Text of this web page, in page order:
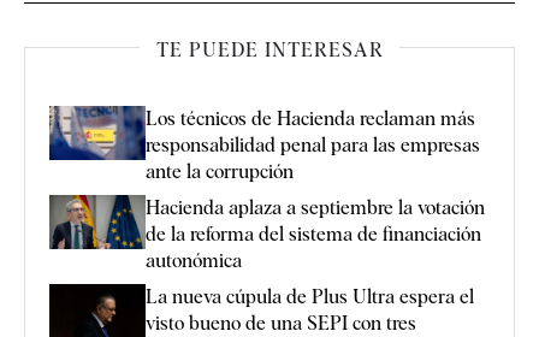
TE PUEDE INTERESAR
Los técnicos de Hacienda reclaman más
responsabilidad penal para las empresas
ante la corrupción
Hacienda aplaza a septiembre la votación
de la reforma del sistema de financiación
autonómica
La nueva cúpula de Plus Ultra espera el
visto bueno de una SEPI con tres